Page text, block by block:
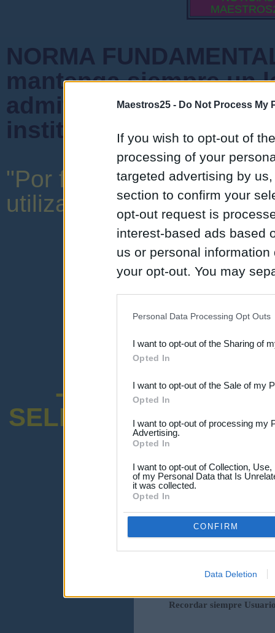
Maestros25 - Do Not Process My
If you wish to opt-out of
processing of your
targeted advertising by
section to confirm your
opt-out request is
interest-based ads based
us or personal
your opt-out. You may
Downstream Participants
third parties.
Personal Data Processing Opt Outs
I want to opt-out of the Sharing of
Opted In
I want to opt-out of the Sale of my
Opted In
I want to opt-out of processing my
Advertising.
Opted In
I want to opt-out of Collection,
of my Personal Data that Is
it was collected.
Opted In
CONFIRM
Data Deletion
NORMA
mantenga siempre un
admiten mensajes
instituciones ni que
"Por favor, no abuse de
utilizar una expresión y
-ENCUESTA
SELECTIVO
¡Advertencia!
Por favor ingresa abajo o haz clic-
Ingresar
Recordar siempre